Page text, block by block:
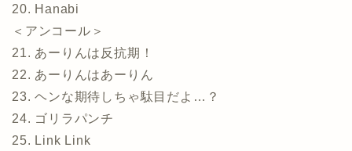
20. Hanabi
＜アンコール＞
21. あーりんは反抗期！
22. あーりんはあーりん
23. ヘンな期待しちゃ駄目だよ…？
24. ゴリラパンチ
25. Link Link